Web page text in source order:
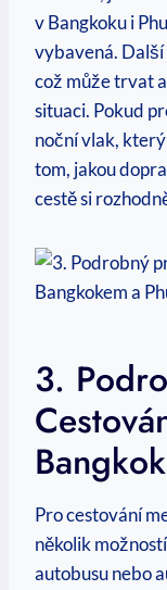
‌v Bangkoku​ i
vybavená. Další
což může trvat
situaci.⁤ Pokud
noční vlak,
tom, jakou
cestě si
3.
Pro⁤ cestování
několik
⁤autobusu⁣ nebo